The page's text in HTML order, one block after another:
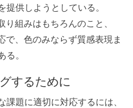
供しようとしている。
組みはもちろんのこと、
で、色のみならず質感表現ま
。
するために
題に適切に対応するには、